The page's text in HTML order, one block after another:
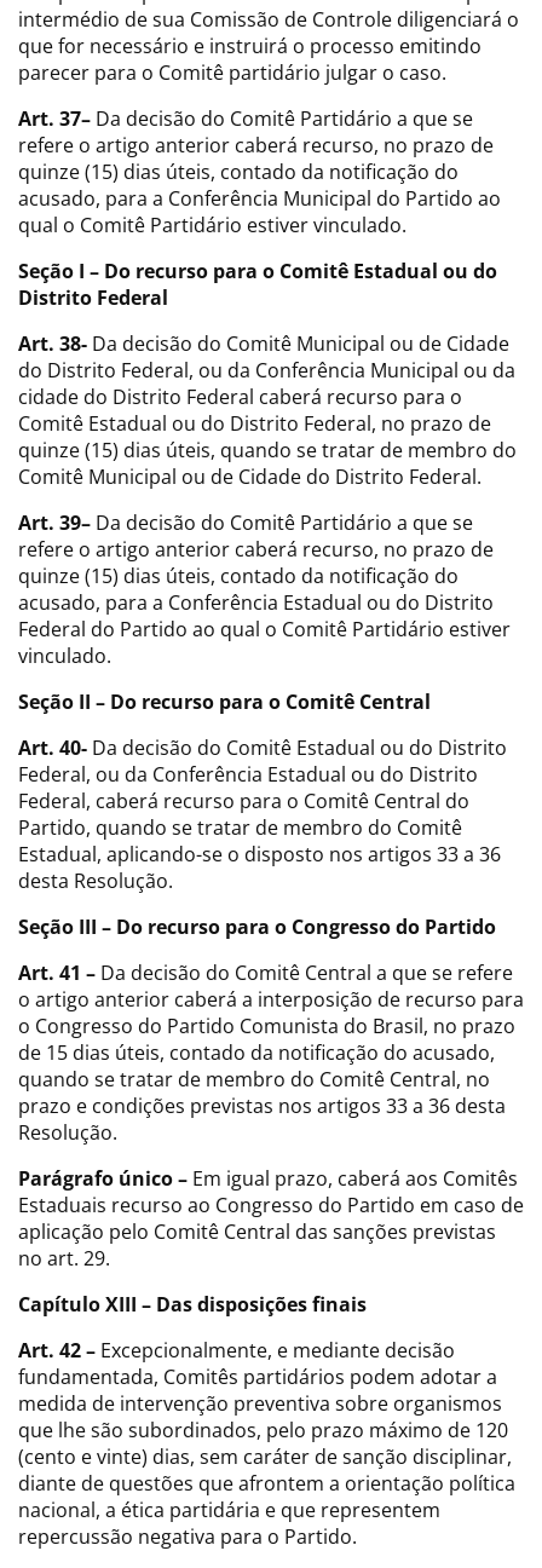
intermédio de sua Comissão de Controle diligenciará o
que for necessário e instruirá o processo emitindo
parecer para o Comitê partidário julgar o caso.
Art. 37– Da decisão do Comitê Partidário a que se
refere o artigo anterior caberá recurso, no prazo de
quinze (15) dias úteis, contado da notificação do
acusado, para a Conferência Municipal do Partido ao
qual o Comitê Partidário estiver vinculado.
Seção I – Do recurso para o Comitê Estadual ou do
Distrito Federal
Art. 38- Da decisão do Comitê Municipal ou de Cidade
do Distrito Federal, ou da Conferência Municipal ou da
cidade do Distrito Federal caberá recurso para o
Comitê Estadual ou do Distrito Federal, no prazo de
quinze (15) dias úteis, quando se tratar de membro do
Comitê Municipal ou de Cidade do Distrito Federal.
Art. 39– Da decisão do Comitê Partidário a que se
refere o artigo anterior caberá recurso, no prazo de
quinze (15) dias úteis, contado da notificação do
acusado, para a Conferência Estadual ou do Distrito
Federal do Partido ao qual o Comitê Partidário estiver
vinculado.
Seção II – Do recurso para o Comitê Central
Art. 40- Da decisão do Comitê Estadual ou do Distrito
Federal, ou da Conferência Estadual ou do Distrito
Federal, caberá recurso para o Comitê Central do
Partido, quando se tratar de membro do Comitê
Estadual, aplicando-se o disposto nos artigos 33 a 36
desta Resolução.
Seção III – Do recurso para o Congresso do Partido
Art. 41 – Da decisão do Comitê Central a que se refere
o artigo anterior caberá a interposição de recurso para
o Congresso do Partido Comunista do Brasil, no prazo
de 15 dias úteis, contado da notificação do acusado,
quando se tratar de membro do Comitê Central, no
prazo e condições previstas nos artigos 33 a 36 desta
Resolução.
Parágrafo único – Em igual prazo, caberá aos Comitês
Estaduais recurso ao Congresso do Partido em caso de
aplicação pelo Comitê Central das sanções previstas
no art. 29.
Capítulo XIII – Das disposições finais
Art. 42 – Excepcionalmente, e mediante decisão
fundamentada, Comitês partidários podem adotar a
medida de intervenção preventiva sobre organismos
que lhe são subordinados, pelo prazo máximo de 120
(cento e vinte) dias, sem caráter de sanção disciplinar,
diante de questões que afrontem a orientação política
nacional, a ética partidária e que representem
repercussão negativa para o Partido.